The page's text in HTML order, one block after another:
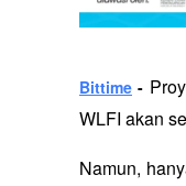
Bittime -
WLFI akan
Namun,